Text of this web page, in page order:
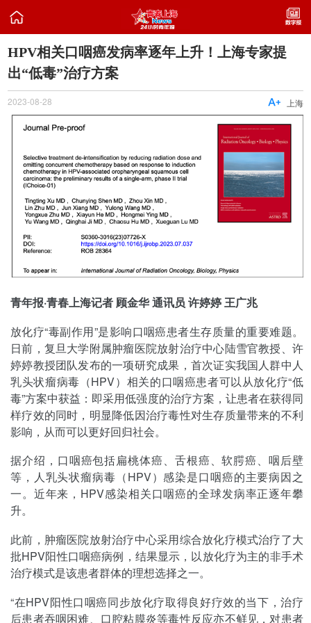

HPV相关口咽癌发病率逐年上升！上海专家提
出“低毒”治疗方案
2023-08-28 上海

青年报·青春上海记者 顾金华 通讯员 许婷婷 王广兆
放化疗“毒副作用”是影响口咽癌患者生存质量的重要难题。
日前，复旦大学附属肿瘤医院放射治疗中心陆雪官教授、许
婷婷教授团队发布的一项研究成果，首次证实我国人群中人
乳头状瘤病毒（HPV）相关的口咽癌患者可以从放化疗“低
毒”方案中获益：即采用低强度的治疗方案，让患者在获得同
样疗效的同时，明显降低因治疗毒性对生存质量带来的不利
影响，从而可以更好回归社会。
据介绍，口咽癌包括扁桃体癌、舌根癌、软腭癌、咽后壁
等，人乳头状瘤病毒（HPV）感染是口咽癌的主要病因之
一。近年来，HPV感染相关口咽癌的全球发病率正逐年攀
升。
此前，肿瘤医院放射治疗中心采用综合放化疗模式治疗了大
批HPV阳性口咽癌病例，结果显示，以放化疗为主的非手术
治疗模式是该患者群体的理想选择之一。
“在HPV阳性口咽癌同步放化疗取得良好疗效的当下，治疗
后患者吞咽困难、口腔粘膜炎等毒性反应亦不鲜见，对患者